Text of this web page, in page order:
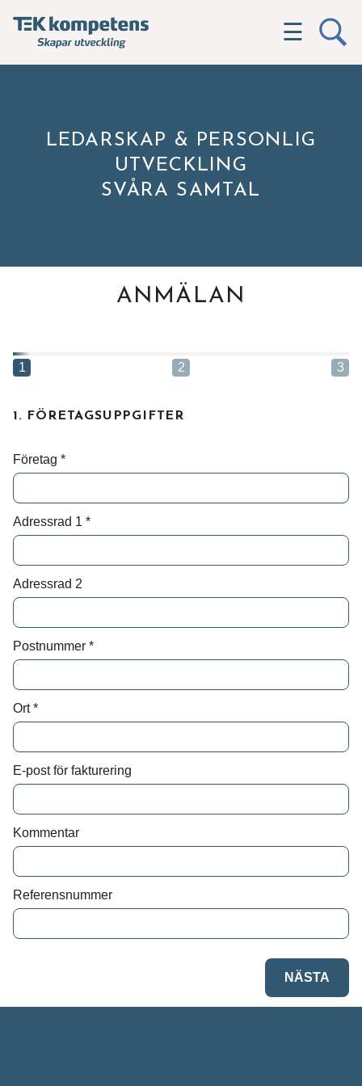
☰
LEDARSKAP & PERSONLIG
UTVECKLING
SVÅRA SAMTAL
ANMÄLAN
1 2 3
1. FÖRETAGSUPPGIFTER
Företag *
Adressrad 1 *
Adressrad 2
Postnummer *
Ort*
E-post för fakturering
Kommentar
Referensnummer
NÄSTA
Hittar du inte utbildningen du söker?
önskemål, så återkommer vi med svar.